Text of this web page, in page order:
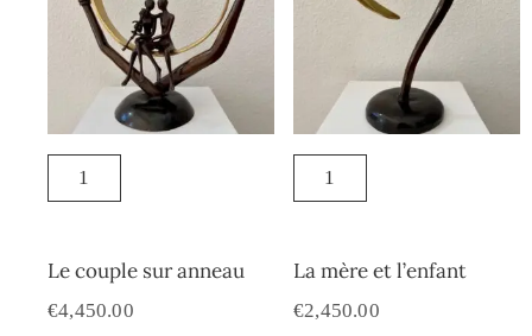
Le couple sur anneau
€4,450.00
La mère et l’enfant
€2,450.00